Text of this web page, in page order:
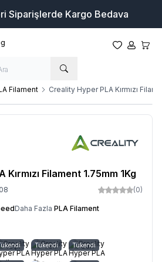
Siparişlerde Kargo Bedava
Favorilerim
Hesabım
Filament Creality Hyper PLA Kırmızı
Filament 1.75mm 1Kg
(0)
Daha Fazla PLA Filament
Yeşil Tükendi
Ten Tükendi
Sarı